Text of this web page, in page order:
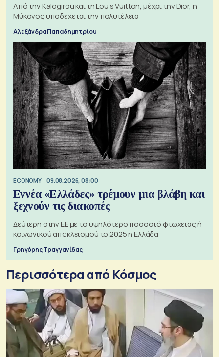
Από την Kalogirou και τη Louis Vuitton, μέχρι την Dior, η
Μύκονος υποδέχεται την πολυτέλεια
Αλεξάνδρα Παπαδημητρίου
ECONOMY 09.08.2026, 08:00
Εννέα «Ελλάδες» τρέμουν μια βλάβη και
ξεχνούν τις διακοπές
Δεύτερη στην ΕΕ με το υψηλότερο ποσοστό φτώχειας ή
κοινωνικού αποκλεισμού το 2025 η Ελλάδα
Γρηγόρης Τραγγανίδας
Περισσότερα από Κόσμος